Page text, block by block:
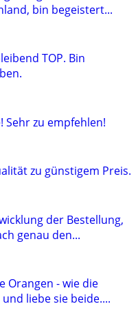
bin begeistert...
TOP. Bin
Sehr zu empfehlen!
zu günstigem Preis.
der Bestellung,
genau den...
Orangen - wie die
liebe sie beide....